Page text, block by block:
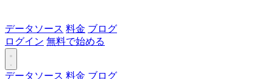
データソース 料金 ブログ
ログイン 無料で始める
データソース 料金 ブログ